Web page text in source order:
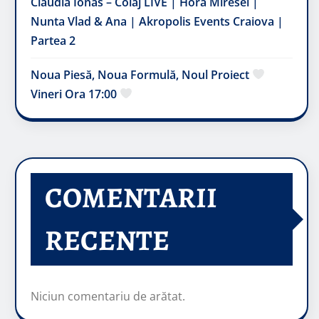
Nunta Vlad & Ana | Akropolis Events Craiova |
Partea 2
Noua Piesă, Noua Formulă, Noul Proiect
Vineri Ora 17:00
COMENTARII
RECENTE
Niciun comentariu de arătat.